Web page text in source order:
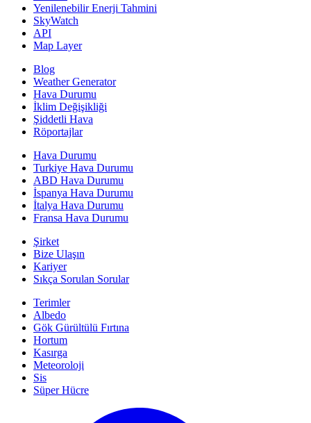
Yenilenebilir Enerji Tahmini
SkyWatch
API
Map Layer
Blog
Weather Generator
Hava Durumu
İklim Değişikliği
Şiddetli Hava
Röportajlar
Hava Durumu
Turkiye Hava Durumu
ABD Hava Durumu
İspanya Hava Durumu
İtalya Hava Durumu
Fransa Hava Durumu
Şirket
Bize Ulaşın
Kariyer
Sıkça Sorulan Sorular
Terimler
Albedo
Gök Gürültülü Fırtına
Hortum
Kasırga
Meteoroloji
Sis
Süper Hücre